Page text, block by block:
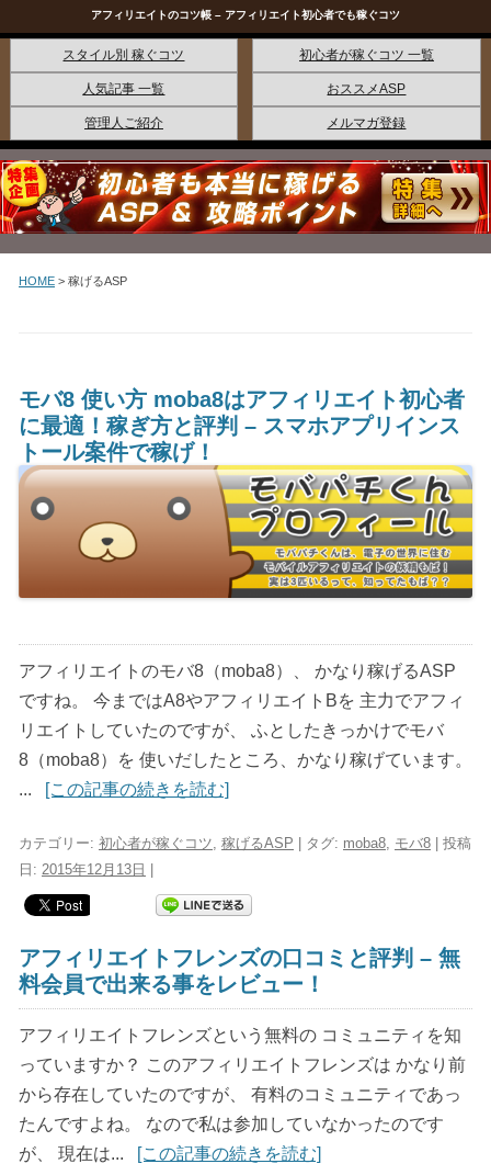
アフィリエイトのコツ帳 – アフィリエイト初心者でも稼ぐコツ
コンテンツへ移動
スタイル別 稼ぐコツ 初心者が稼ぐコツ 一覧
人気記事 一覧 おススメASP
管理人ご紹介 メルマガ登録
HOME > 稼げるASP
モバ8 使い方 moba8はアフィリエイト初心者
に最適！稼ぎ方と評判 – スマホアプリインス
トール案件で稼げ！
アフィリエイトのモバ8（moba8）、 かなり稼げるASP
ですね。 今まではA8やアフィリエイトBを 主力でアフィ
リエイトしていたのですが、 ふとしたきっかけでモバ
8（moba8）を 使いだしたところ、かなり稼げています。
...
[この記事の続きを読む]
カテゴリー: 初心者が稼ぐコツ 稼げるASP | タグ: moba8 モバ8 | 投稿
日: 2015年12月13日
アフィリエイトフレンズの口コミと評判 – 無
料会員で出来る事をレビュー！
アフィリエイトフレンズという無料の コミュニティを知
っていますか？ このアフィリエイトフレンズは かなり前
から存在していたのですが、 有料のコミュニティであっ
たんですよね。 なので私は参加していなかったのです
が、 現在は...
[この記事の続きを読む]